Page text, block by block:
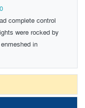
complete control
were rocked by
in